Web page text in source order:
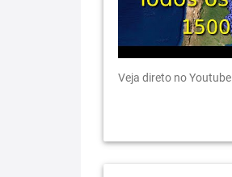
Veja direto no Youtube